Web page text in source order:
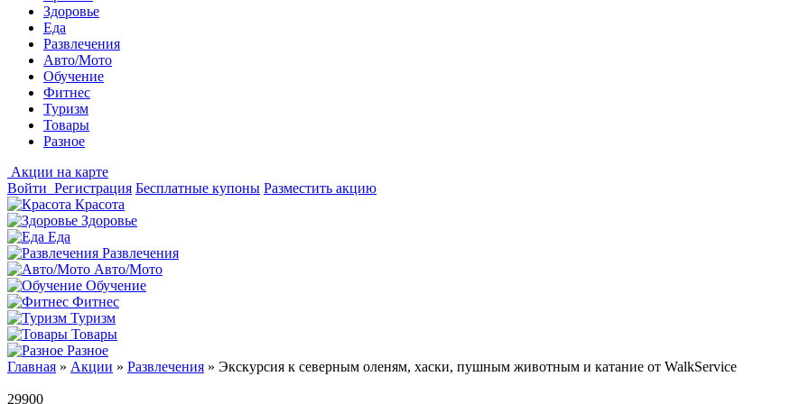
Здоровье
Еда
Развлечения
Авто/Мото
Обучение
Фитнес
Туризм
Товары
Разное
Акции на карте
Войти Регистрация Бесплатные купоны Разместить акцию
Красота
Здоровье
Еда
Развлечения
Авто/Мото
Обучение
Фитнес
Туризм
Товары
Разное
Главная » Акции » Развлечения » Экскурсия к северным оленям, хаски, пушным животным и катание от WalkService
29900